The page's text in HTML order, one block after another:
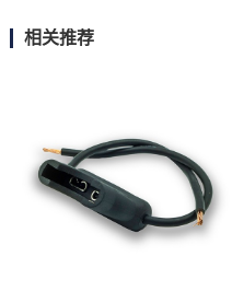
相关推荐